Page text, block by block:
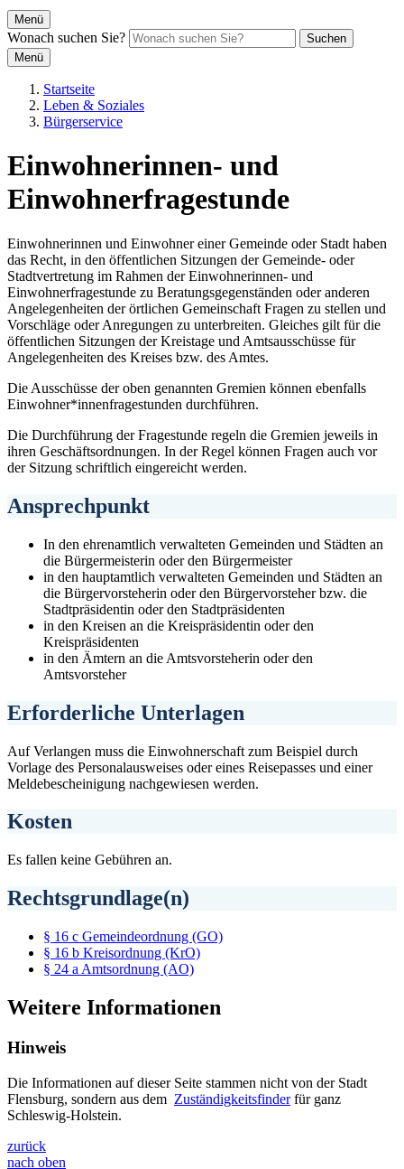
Menü
Wonach suchen Sie?
Suchen
Menü
Startseite
Leben & Soziales
Bürgerservice
Einwohnerinnen- und
Einwohnerfragestunde
Einwohnerinnen und Einwohner einer Gemeinde oder Stadt haben
das Recht, in den öffentlichen Sitzungen der Gemeinde- oder
Stadtvertretung im Rahmen der Einwohnerinnen- und
Einwohnerfragestunde zu Beratungsgegenständen oder anderen
Angelegenheiten der örtlichen Gemeinschaft Fragen zu stellen und
Vorschläge oder Anregungen zu unterbreiten. Gleiches gilt für die
öffentlichen Sitzungen der Kreistage und Amtsausschüsse für
Angelegenheiten des Kreises bzw. des Amtes.
Die Ausschüsse der oben genannten Gremien können ebenfalls
Einwohner*innenfragestunden durchführen.
Die Durchführung der Fragestunde regeln die Gremien jeweils in
ihren Geschäftsordnungen. In der Regel können Fragen auch vor
der Sitzung schriftlich eingereicht werden.
Ansprechpunkt
In den ehrenamtlich verwalteten Gemeinden und Städten an
die Bürgermeisterin oder den Bürgermeister
in den hauptamtlich verwalteten Gemeinden und Städten an
die Bürgervorsteherin oder den Bürgervorsteher bzw. die
Stadtpräsidentin oder den Stadtpräsidenten
in den Kreisen an die Kreispräsidentin oder den
Kreispräsidenten
in den Ämtern an die Amtsvorsteherin oder den
Amtsvorsteher
Erforderliche Unterlagen
Auf Verlangen muss die Einwohnerschaft zum Beispiel durch
Vorlage des Personalausweises oder eines Reisepasses und einer
Meldebescheinigung nachgewiesen werden.
Kosten
Es fallen keine Gebühren an.
Rechtsgrundlage(n)
§ 16 c Gemeindeordnung (GO)
§ 16 b Kreisordnung (KrO)
§ 24 a Amtsordnung (AO)
Weitere Informationen
Hinweis
Die Informationen auf dieser Seite stammen nicht von der Stadt
Flensburg, sondern aus dem Zuständigkeitsfinderfür ganz
Schleswig-Holstein.
zurück
nach oben